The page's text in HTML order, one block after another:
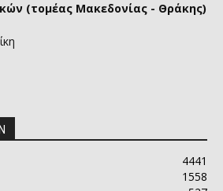
(τομέας Μακεδονίας - Θράκης)
4441
1558